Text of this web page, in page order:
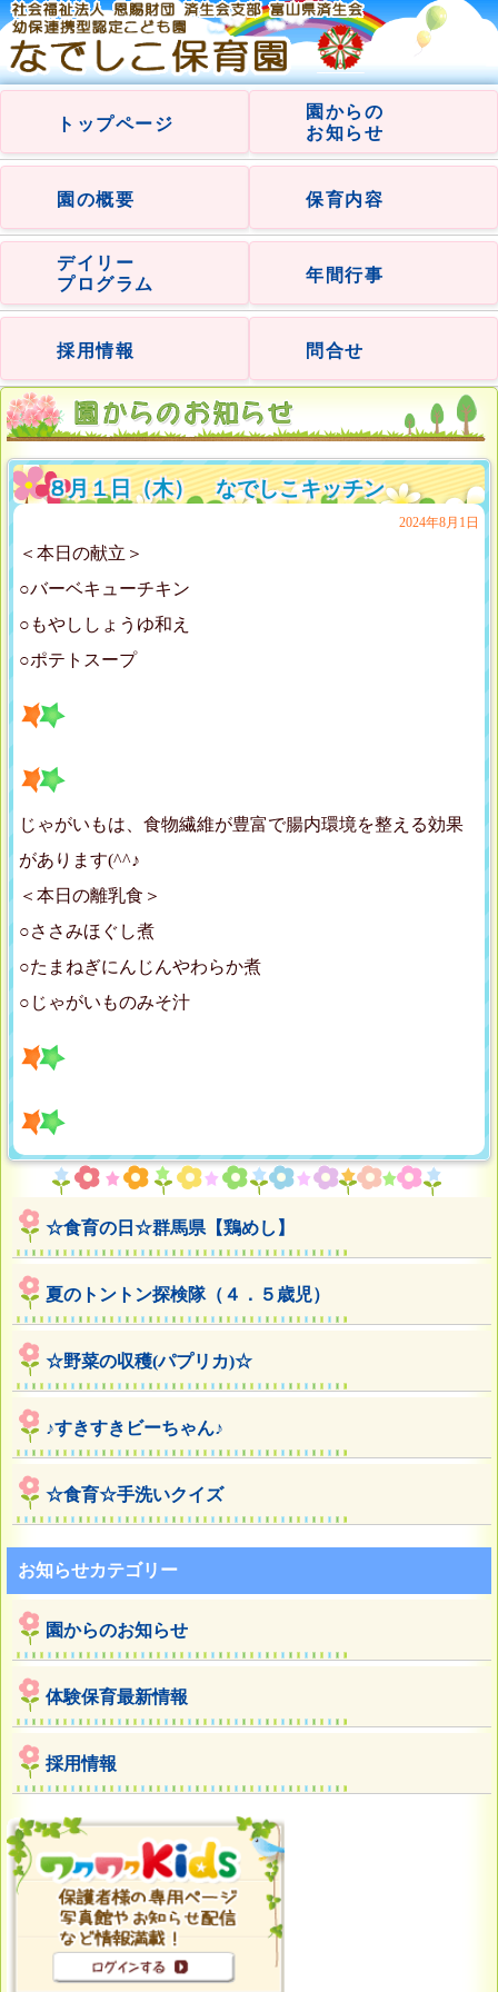
トップページ
園からの
お知らせ
園の概要 保育内容
デイリー
プログラム
年間行事
採用情報 問合せ
８月１日（木） なでしこキッチン
2024年8月1日
＜本日の献立＞
○バーベキューチキン
○もやししょうゆ和え
○ポテトスープ
じゃがいもは、食物繊維が豊富で腸内環境を整える効果
があります(^^♪
＜本日の離乳食＞
○ささみほぐし煮
○たまねぎにんじんやわらか煮
○じゃがいものみそ汁
☆食育の日☆群馬県【鶏めし】
夏のトントン探検隊（４．５歳児）
☆野菜の収穫(パプリカ)☆
♪すきすきビーちゃん♪
☆食育☆手洗いクイズ
お知らせカテゴリー
園からのお知らせ
体験保育最新情報
採用情報